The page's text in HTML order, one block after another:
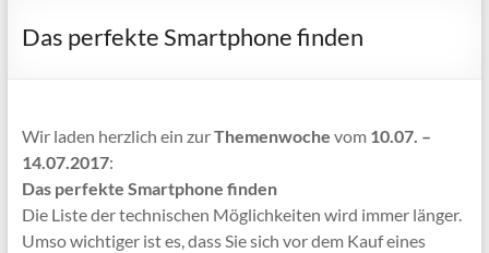
Das perfekte Smartphone finden
Wir laden herzlich ein zurThemenwoche vom 10.07. –
14.07.2017:
Das perfekte Smartphone finden
Die Liste der technischen Möglichkeiten wird immer länger.
Umso wichtiger ist es, dass Sie sich vor dem Kauf eines